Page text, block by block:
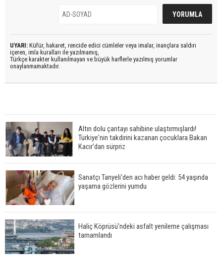
UYARI: Küfür, hakaret, rencide edici cümleler veya imalar, inançlara saldırı
içeren, imla kuralları ile yazılmamış,
Türkçe karakter kullanılmayan ve büyük harflerle yazılmış yorumlar
onaylanmamaktadır.
Altın dolu çantayı sahibine ulaştırmışlardı!
Türkiye'nin takdirini kazanan çocuklara Bakan
Kacır'dan sürpriz
Sanatçı Tanyeli'den acı haber geldi: 54 yaşında
yaşama gözlerini yumdu
Haliç Köprüsü'ndeki asfalt yenileme çalışması
tamamlandı